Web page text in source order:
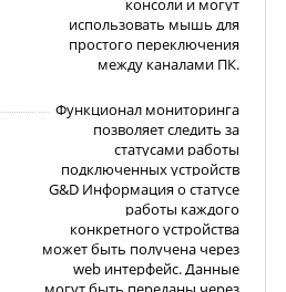
консоли и могут
использовать мышь для
простого переключения
между каналами ПК.
Функционал мониторинга
позволяет следить за
статусами работы
подключенных устройств
G&D Информация о статусе
работы каждого
конкретного устройства
может быть получена через
web интерфейс. Данные